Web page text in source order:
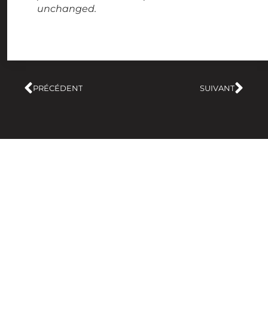
unchanged.
PRÉCÉDENT SUIVANT